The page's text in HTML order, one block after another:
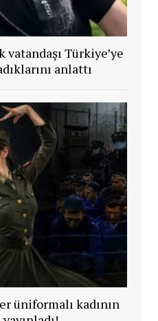
Türkiye’ye
anlattı
üniformalı kadının